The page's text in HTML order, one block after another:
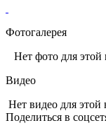
Фотогалерея
Нет фото для этой
Видео
Нет видео для этой
Поделиться в